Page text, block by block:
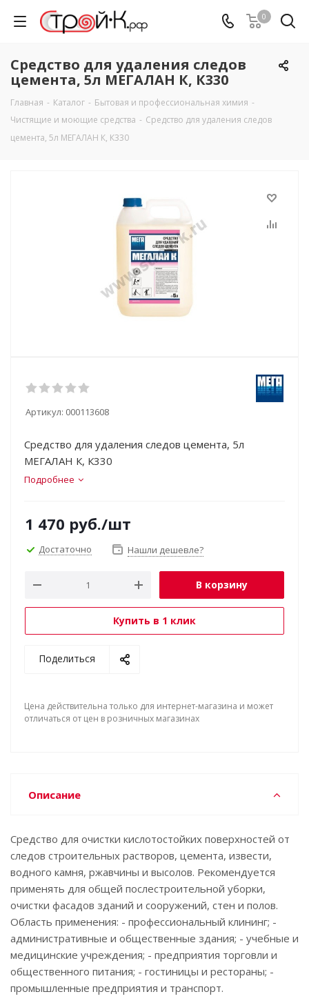
0
Средство для удаления следов
цемента, 5л МЕГАЛАН К, К330
Главная - Каталог - Бытовая и профессиональная химия -
Чистящие и моющие средства - Средство для удаления следов
цемента, 5л МЕГАЛАН К, К330
Артикул: 000113608
Средство для удаления следов цемента, 5л
МЕГАЛАН К, К330
Подробнее
1 470 руб./шт
Достаточно Нашли дешевле?
В корзину
Купить в 1 клик
Поделиться
Цена действительна только для интернет-магазина и может
отличаться от цен в розничных магазинах
Описание
Средство для очистки кислотостойких поверхностей от
следов строительных растворов, цемента, извести,
водного камня, ржавчины и высолов. Рекомендуется
применять для общей послестроительной уборки,
очистки фасадов зданий и сооружений, стен и полов.
Область применения: - профессиональный клининг; -
административные и общественные здания; - учебные и
медицинские учреждения; - предприятия торговли и
общественного питания; - гостиницы и рестораны; -
промышленные предприятия и транспорт.